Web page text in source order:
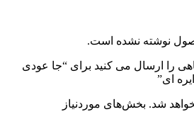
نوشته نشده است.
را ارسال می کنید برای “جا عودی
ای”
شد. بخش‌های موردنیاز